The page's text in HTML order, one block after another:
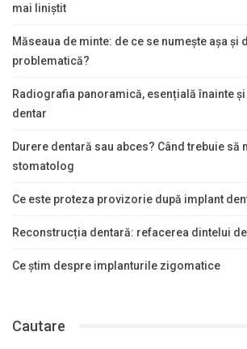
mai liniștit
Măseaua de minte: de ce se numește așa și
problematică?
Radiografia panoramică, esențială înainte
dentar
Durere dentară sau abces? Când trebuie să
stomatolog
Ce este proteza provizorie după implant
Reconstrucția dentară: refacerea dintelui
Ce știm despre implanturile zigomatice
Cautare